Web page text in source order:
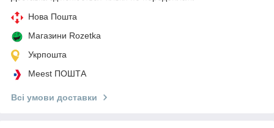
Нова Пошта
Магазини Rozetka
Укрпошта
Meest ПОШТА
Всі умови доставки